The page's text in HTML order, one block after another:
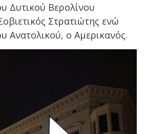
Δυτικού Βερολίνου
Στρατιώτης ενώ
Ανατολικού, ο Αμερικανός.